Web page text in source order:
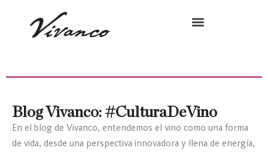
Blog Vivanco: #CulturaDeVino
En el blog de Vivanco, entendemos el vino como una forma
de vida, desde una perspectiva innovadora y llena de energía,